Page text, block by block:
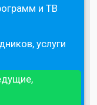
и ТВ
услуги